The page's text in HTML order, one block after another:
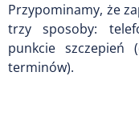
Przypominamy, że
trzy sposoby:
punkcie
terminów).